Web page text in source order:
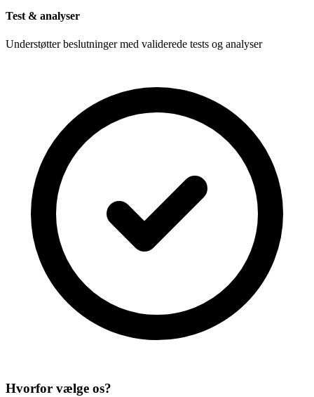
Test & analyser
Understøtter beslutninger med validerede tests og analyser
Hvorfor vælge os?